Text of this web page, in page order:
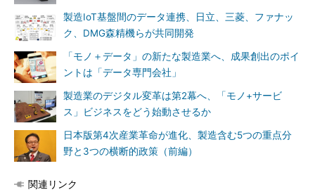
製造IoT基盤間のデータ連携、日立、三菱、ファナッ
ク、DMG森精機らが共同開発
「モノ＋データ」の新たな製造業へ、成果創出のポイ
ントは「データ専門会社」
製造業のデジタル変革は第2幕へ、「モノ+サービ
ス」ビジネスをどう始動させるか
日本版第4次産業革命が進化、製造含む5つの重点分
野と3つの横断的政策（前編）
関連リンク